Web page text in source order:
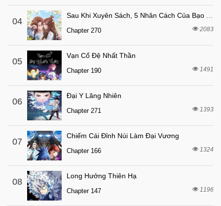
Chapter 10 7 tháng trước
Chapter 9 7 tháng trước
Chapter 8
Chapter 7 7 tháng trước
Chapter 6
Chapter 5 7 tháng trước
Chapter 4
Chapter 3
Chapter 2 7 tháng trước
Chapter 1
04
Chapter 270 2083
05
Vạn Cổ Đệ Nhất Thần
Chapter 190 1491
06
Đại Y Lăng Nhiên
Chapter 271 1393
07
Chiếm Cái Đỉnh Núi Làm Đại Vương
Chapter 166 1324
08
Long Hưởng Thiên Hạ
Chapter 147 1196